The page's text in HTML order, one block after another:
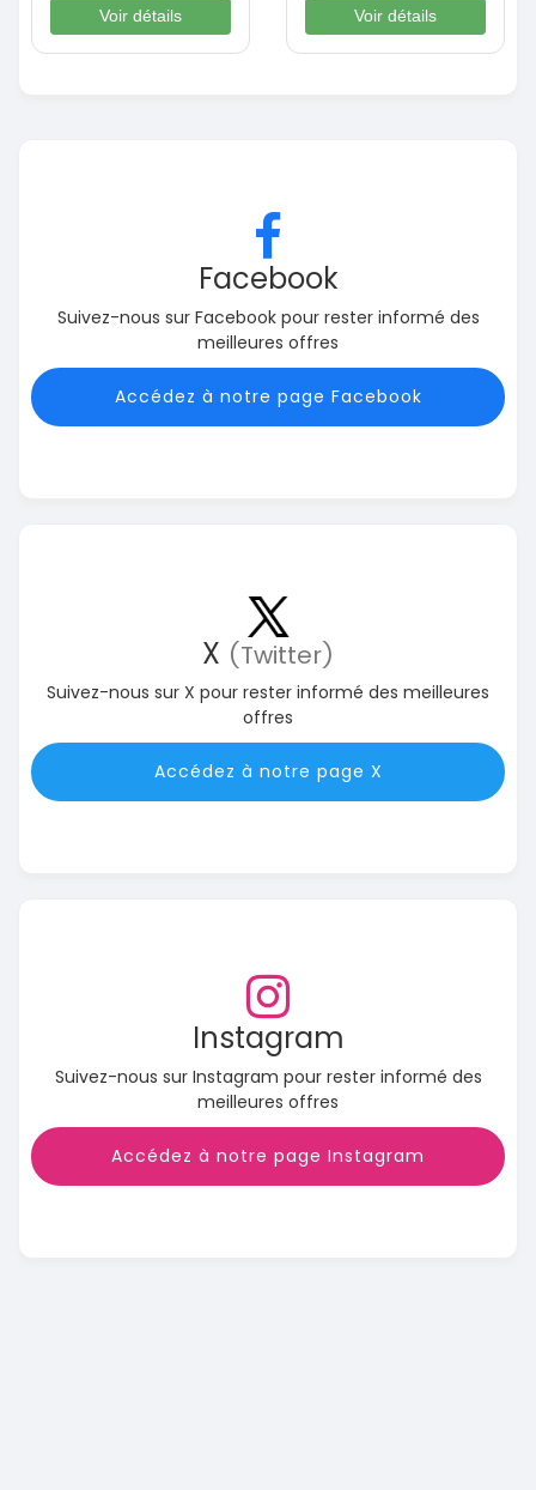
Voir détails
Voir détails
Facebook
Suivez-nous sur Facebook pour rester informé des
meilleures offres
Accédez à notre page Facebook
X (Twitter)
Suivez-nous sur X pour rester informé des meilleures
offres
Accédez à notre page X
Instagram
Suivez-nous sur Instagram pour rester informé des
meilleures offres
Accédez à notre page Instagram